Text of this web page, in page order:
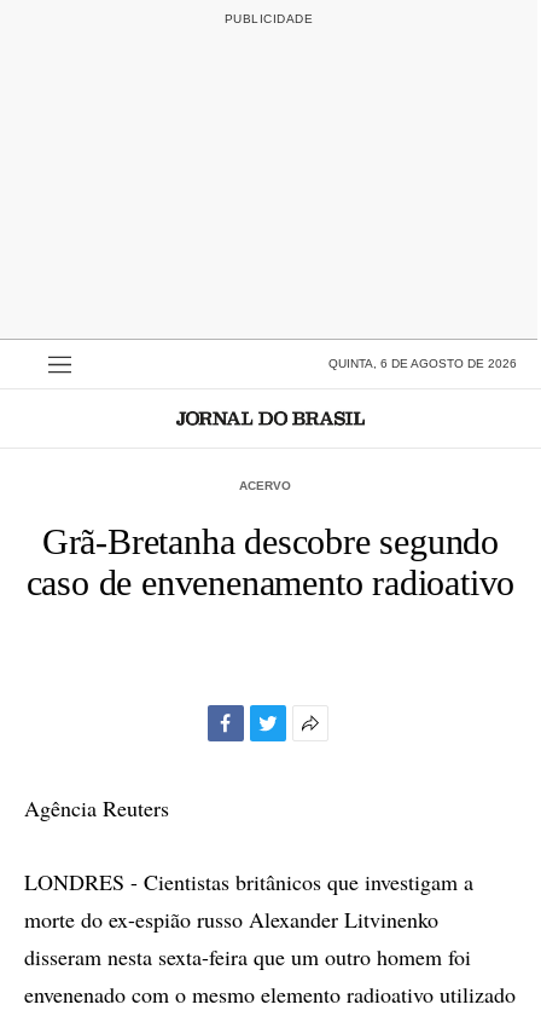
QUINTA, 6 DE AGOSTO DE 2026
ACERVO
Grã-Bretanha descobre segundo
caso de envenenamento radioativo
Agência Reuters
LONDRES - Cientistas britânicos que investigam a
morte do ex-espião russo Alexander Litvinenko
disseram nesta sexta-feira que um outro homem foi
envenenado com o mesmo elemento radioativo utilizado